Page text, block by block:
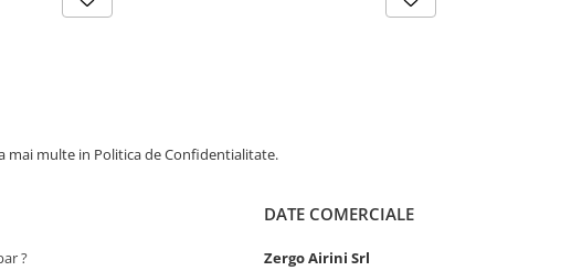
mai multe in Politica de Confidentialitate.
?
DATE COMERCIALE
Zergo Airini Srl